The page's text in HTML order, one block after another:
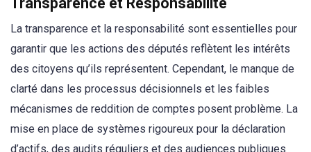
La transparence et la responsabilité sont essentielles pour
garantir que les actions des députés reflètent les intérêts
des citoyens qu’ils représentent. Cependant, le manque de
clarté dans les processus décisionnels et les faibles
mécanismes de reddition de comptes posent problème. La
mise en place de systèmes rigoureux pour la déclaration
d’actifs, des audits réguliers et des audiences publiques